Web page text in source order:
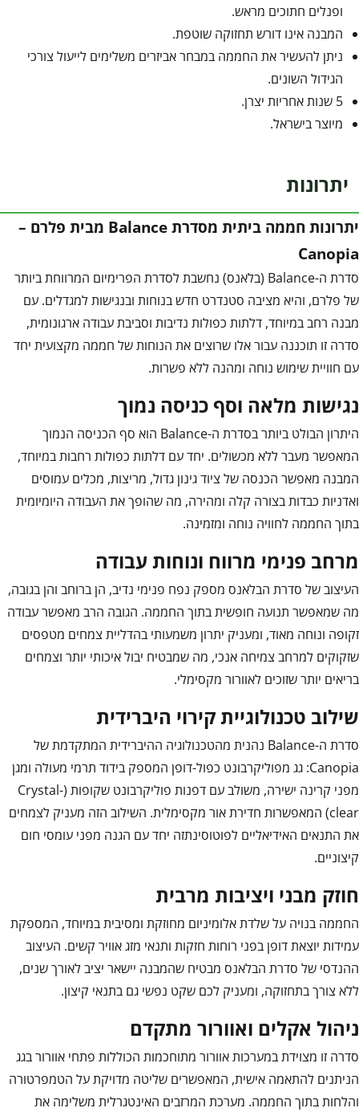
ופנלים חתוכים מראש.
המבנה אינו דורש תחזוקה שוטפת.
ניתן להעשיר את החממה במבחר אביזרים משלימים לייעול צורכי
הגידול השונים.
5 שנות אחריות יצרן.
מיוצר בישראל.
יתרונות
יתרונות חממה ביתית מסדרת Balance מבית פלרם –
Canopia
סדרת ה-Balance (בלאנס) נחשבת לסדרת הפרימיום המרווחת ביותר
של פלרם, והיא מציבה סטנדרט חדש בנוחות ובנגישות למגדלים. עם
מבנה רחב במיוחד, דלתות כפולות נדיבות וסביבת עבודה ארגונומית,
סדרה זו תוכננה עבור אלו שרוצים את הנוחות של חממה מקצועית יחד
עם חוויית שימוש נוחה ומהנה ללא פשרות.
נגישות מלאה וסף כניסה נמוך
היתרון הבולט ביותר בסדרת ה-Balance הוא סף הכניסה הנמוך
המאפשר מעבר ללא מכשולים. יחד עם דלתות כפולות רחבות במיוחד,
המבנה מאפשר הכנסה של ציוד גינון גדול, מריצות, מכלים עמוסים
ואדניות כבדות בצורה קלה ומהירה, מה שהופך את העבודה היומיומית
בתוך החממה לחוויה נוחה ומזמינה.
מרחב פנימי מרווח ונוחות עבודה
העיצוב של סדרת הבלאנס מספק נפח פנימי נדיב, הן ברוחב והן בגובה,
מה שמאפשר תנועה חופשית בתוך החממה. הגובה הרב מאפשר עבודה
זקופה ונוחה מאוד, ומעניק יתרון משמעותי בהדליית צמחים מטפסים
שזקוקים למרחב צמיחה אנכי, מה שמבטיח יבול איכותי יותר וצמחים
בריאים יותר שזוכים לאוורור מקסימלי.
שילוב טכנולוגיית קירוי היברידית
סדרת ה-Balance נהנית מהטכנולוגיה ההיברידית המתקדמת של
Canopia: גג מפוליקרבונט כפול-דופן המספק בידוד תרמי מעולה ומגן
מפני קרינה ישירה, משולב עם דפנות פוליקרבונט שקופות (Crystal-
clear) המאפשרות חדירת אור מקסימלית. השילוב הזה מעניק לצמחים
את התנאים האידיאליים לפוטוסינתזה יחד עם הגנה מפני עומסי חום
קיצוניים.
חוזק מבני ויציבות מרבית
החממה בנויה על שלדת אלומיניום מחוזקת ומסיבית במיוחד, המספקת
עמידות יוצאת דופן בפני רוחות חזקות ותנאי מזג אוויר קשים. העיצוב
ההנדסי של סדרת הבלאנס מבטיח שהמבנה יישאר יציב לאורך שנים,
ללא צורך בתחזוקה, ומעניק לכם שקט נפשי גם בתנאי קיצון.
ניהול אקלים ואוורור מתקדם
סדרה זו מצוידת במערכות אוורור מתוחכמות הכוללות פתחי אוורור בגג
הניתנים להתאמה אישית, המאפשרים שליטה מדויקת על הטמפרטורה
והלחות בתוך החממה. מערכת המרזבים האינטגרלית משלימה את